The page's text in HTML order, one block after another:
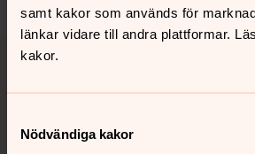
samt kakor som används för
länkar vidare till andra plattformar.
kakor.
Nödvändiga kakor
Tillbaka till toppen
Tillbaka till innehållet
Kontakt